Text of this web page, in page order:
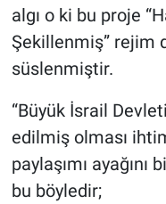
algı o ki bu proje
Şekillenmiş” rejim
süslenmiştir.
“Büyük İsrail
edilmiş olması
paylaşımı ayağını
bu böyledir;